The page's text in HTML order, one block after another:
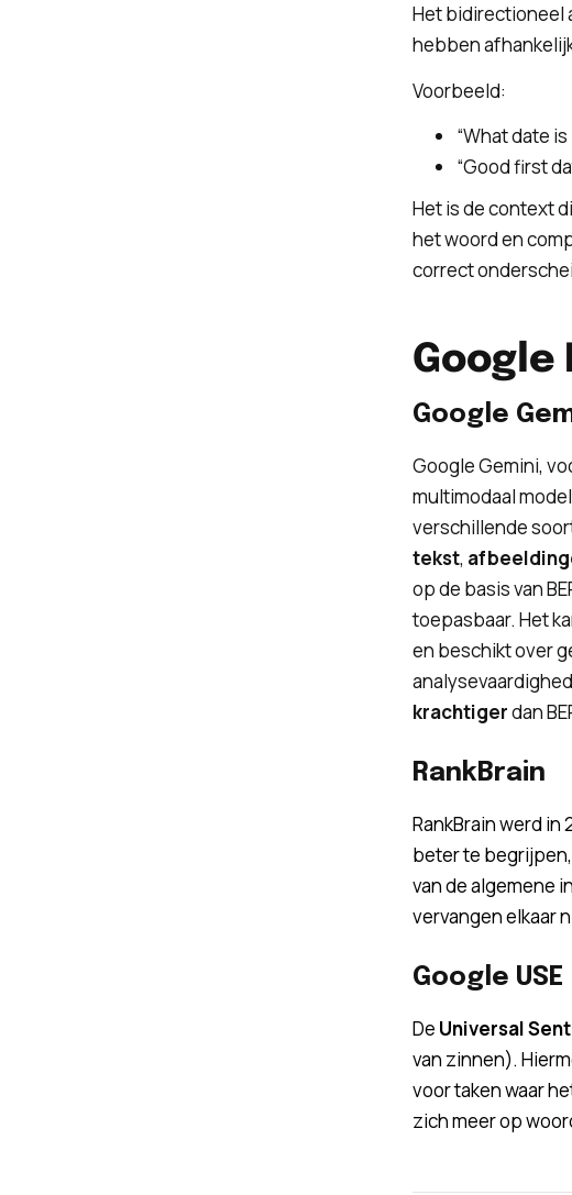
Het bidirectioneel
hebben
Voorbeeld:
“What date
“Good first
Het is de context
het woord en
correct
Google
Google
Google Gemini,
multimodaal
verschillende
tekst,
op de basis van
toepasbaar. Het
en beschikt over
krachtigerdan
RankBrain
RankBrain werd
beter te
van de algemene
vervangen elkaar
Google USE
De Universal
van zinnen).
voor taken waar
zich meer op